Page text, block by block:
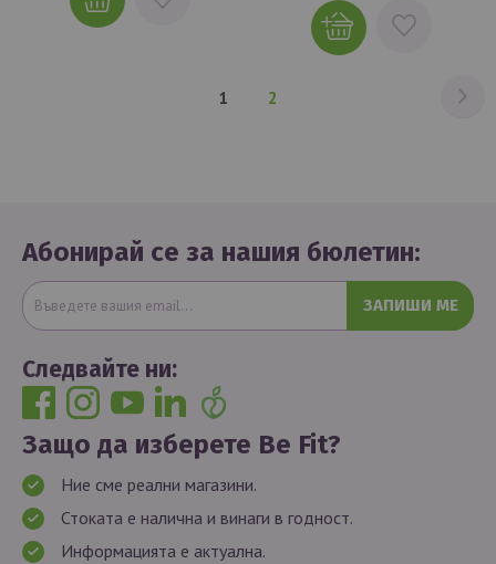
ДОБАВИ
ЛЮБИМИ
В
1 Страница
2
Абонирай се за нашия бюлетин:
ЗАПИШИ МЕ
Следвайте ни:
Защо да изберете Be Fit?
Ние сме реални магазини.
Стоката е налична и винаги в годност.
Информацията е актуална.